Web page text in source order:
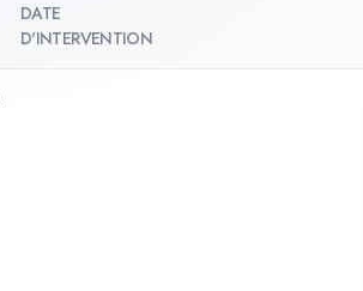
DATE
D'INTERVENTION